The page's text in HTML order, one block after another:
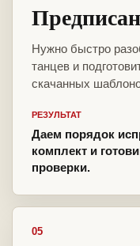
Нужно быстро
танцев и
скачанных
РЕЗУЛЬТАТ
Даем порядок
комплект и
проверки.
05